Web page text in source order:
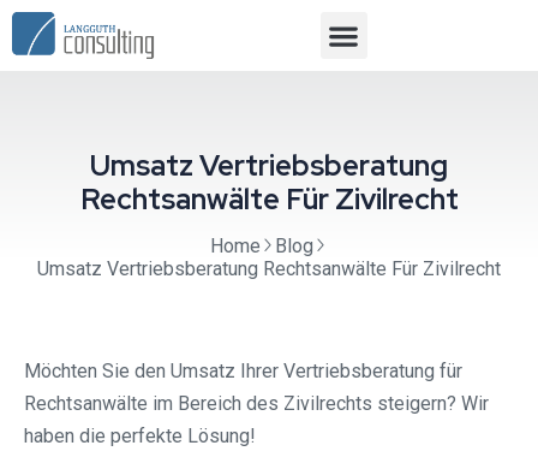
Umsatz Vertriebsberatung
Rechtsanwälte Für Zivilrecht
Home
Blog
Umsatz Vertriebsberatung Rechtsanwälte Für Zivilrecht
Möchten Sie den Umsatz Ihrer Vertriebsberatung für
Rechtsanwälte im Bereich des Zivilrechts steigern? Wir
haben die perfekte Lösung!